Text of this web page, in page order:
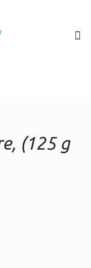
(125 g